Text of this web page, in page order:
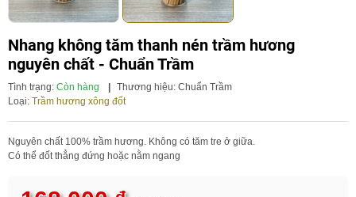
Nhang không tăm thanh nén trầm hương
nguyên chất - Chuẩn Trầm
Tình trạng: Còn hàng | Thương hiệu: Chuẩn Trầm
Loại: Trầm hương xông đốt
​​​​​​Nguyên chất 100% trầm hương. Không có tăm tre ở giữa.
Có thể đốt thẳng đứng hoặc nằm ngang